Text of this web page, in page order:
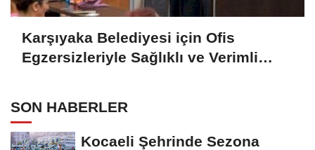
Karşıyaka Belediyesi için Ofis
Egzersizleriyle Sağlıklı ve Verimli
SON HABERLER
Kocaeli Şehrinde Sezona